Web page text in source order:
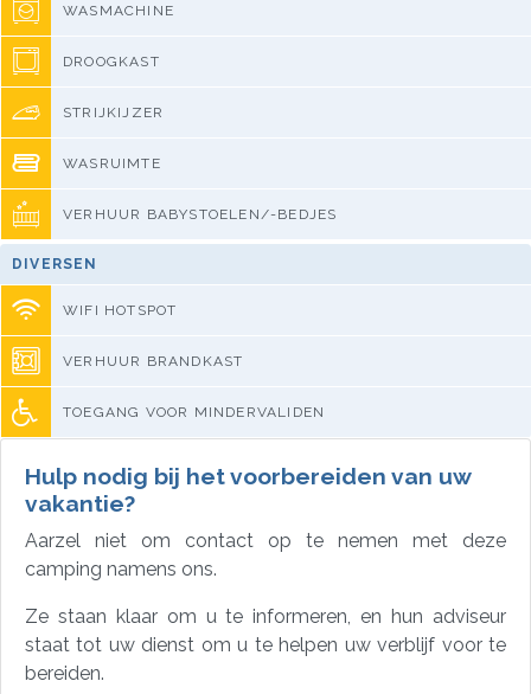
WASMACHINE
DROOGKAST
STRIJKIJZER
WASRUIMTE
VERHUUR BABYSTOELEN/-BEDJES
DIVERSEN
WIFI HOTSPOT
VERHUUR BRANDKAST
TOEGANG VOOR MINDERVALIDEN
Hulp nodig bij het voorbereiden van uw
vakantie?
Aarzel niet om contact op te nemen met deze
camping namens ons.
Ze staan klaar om u te informeren, en hun adviseur
staat tot uw dienst om u te helpen uw verblijf voor te
bereiden.